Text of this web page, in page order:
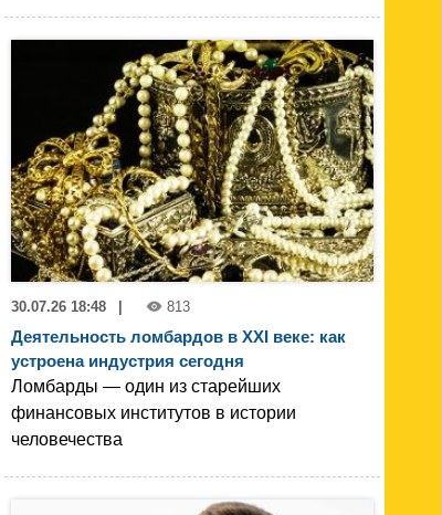
30.07.26 18:48 813
Деятельность ломбардов в XXI веке: как
устроена индустрия сегодня
Ломбарды — один из старейших
финансовых институтов в истории
человечества